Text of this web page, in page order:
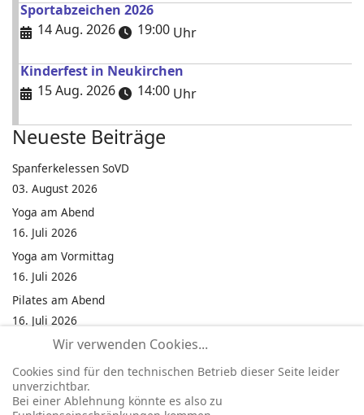
Sportabzeichen 2026
14 Aug. 2026
19:00 Uhr
Kinderfest in Neukirchen
15 Aug. 2026
14:00 Uhr
Neueste Beiträge
Spanferkelessen SoVD
03. August 2026
Yoga am Abend
16. Juli 2026
Yoga am Vormittag
16. Juli 2026
Pilates am Abend
16. Juli 2026
Jumping Fitness Intervall
16. Juli 2026
Jumping Fitness Erwachsene
16. Juli 2026
Wir verwenden Cookies...
Cookies sind für den technischen Betrieb dieser Seite leider
unverzichtbar.
Bei einer Ablehnung könnte es also zu